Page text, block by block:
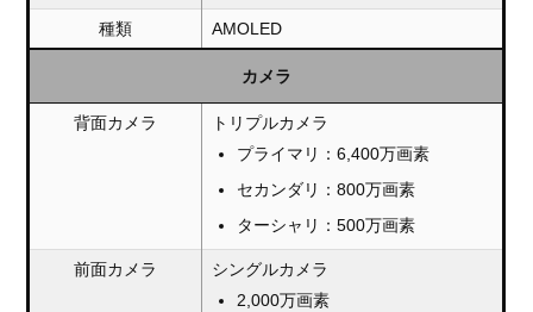
種類 AMOLED
カメラ
背面カメラ
トリプルカメラ
プライマリ：6,400万画素
セカンダリ：800万画素
ターシャリ：500万画素
前面カメラ
シングルカメラ
2,000万画素